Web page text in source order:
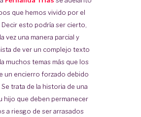
que hemos vivido por el
Decir esto podría ser cierto,
vez una manera parcial y
de ver un complejo texto
muchos temas más que los
un encierro forzado debido
Se trata de la historia de una
hijo que deben permanecer
a riesgo de ser arrasados